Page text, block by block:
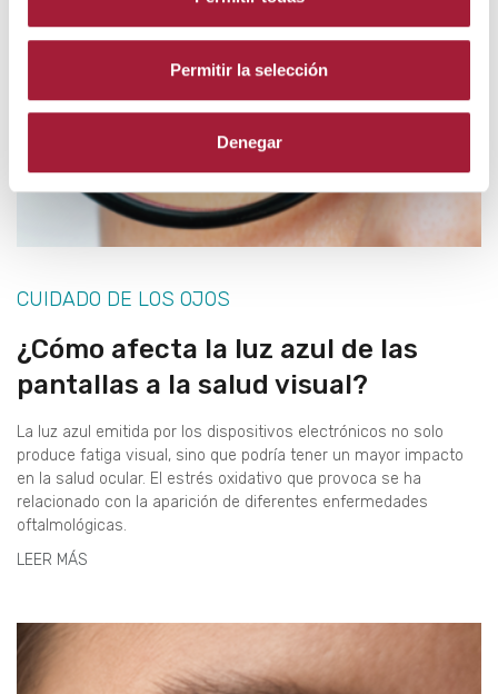
Permitir la selección
Denegar
CUIDADO DE LOS OJOS
¿Cómo afecta la luz azul de las
pantallas a la salud visual?
La luz azul emitida por los dispositivos electrónicos no solo
produce fatiga visual, sino que podría tener un mayor impacto
en la salud ocular. El estrés oxidativo que provoca se ha
relacionado con la aparición de diferentes enfermedades
oftalmológicas.
LEER MÁS